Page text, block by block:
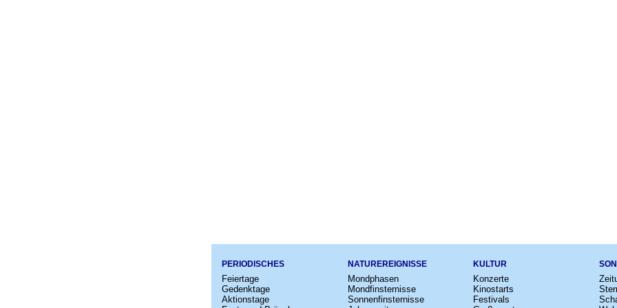
PERIODISCHES
Feiertage
Gedenktage
Aktionstage
NATUREREIGNISSE
Mondphasen
Mondfinsternisse
Sonnenfinsternisse
KULTUR
Konzerte
Kinostarts
Festivals